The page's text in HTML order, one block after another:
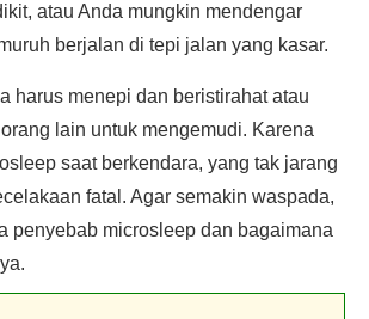
atau Anda mungkin mendengar
berjalan di tepi jalan yang kasar.
harus menepi dan beristirahat atau
lain untuk mengemudi. Karena
saat berkendara, yang tak jarang
fatal. Agar semakin waspada,
penyebab microsleep dan bagaimana